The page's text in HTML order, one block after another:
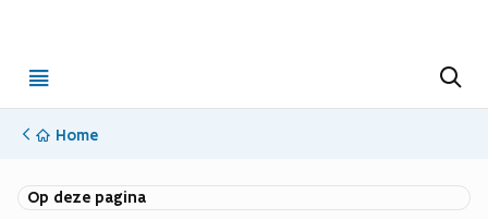
menu
Home
Op deze pagina